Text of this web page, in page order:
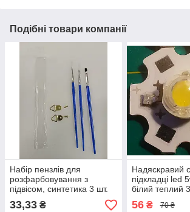
Подібні товари компанії
Набір пензлів для
розфарбовування з
підвісом, синтетика 3 шт.
33,33 ₴
Надяскравий
підкладці led
білий теплий
56₴ 70 ₴